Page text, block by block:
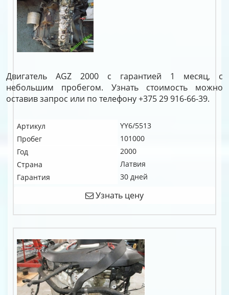
Двигатель AGZ 2000 с гарантией 1 месяц, с
небольшим пробегом. Узнать стоимость можно
оставив запрос или по телефону +375 29 916-66-39.
Артикул
YY6/5513
Пробег
101000
Год
2000
Страна
Латвия
Гарантия
30 дней
Узнать цену